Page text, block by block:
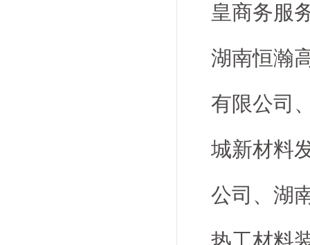
皇商务服
湖南恒瀚
有限公司
城新材料
公司、湖